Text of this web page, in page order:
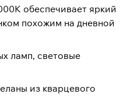
обеспечивает яркий
похожим на дневной
ламп, световые
из кварцевого